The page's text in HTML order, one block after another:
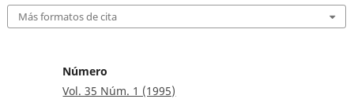
Más formatos de cita
Número
Vol. 35 Núm. 1 (1995)